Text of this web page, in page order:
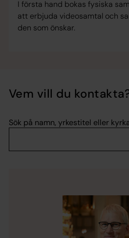
I första hand bokas fysiska
att erbjuda videosamtal och
den som önskar.
Vem vill du
Sök på namn, yrkestitel eller